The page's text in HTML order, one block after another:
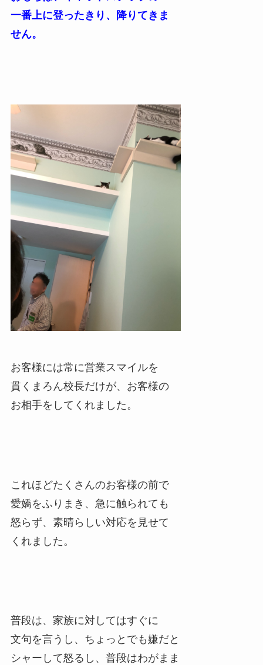
一番上に登ったきり、降りてきま
せん。
お客様には常に営業スマイルを
貫くまろん校長だけが、お客様の
お相手をしてくれました。
これほどたくさんのお客様の前で
愛嬌をふりまき、急に触られても
怒らず、素晴らしい対応を見せて
くれました。
普段は、家族に対してはすぐに
文句を言うし、ちょっとでも嫌だと
シャーして怒るし、普段はわがまま